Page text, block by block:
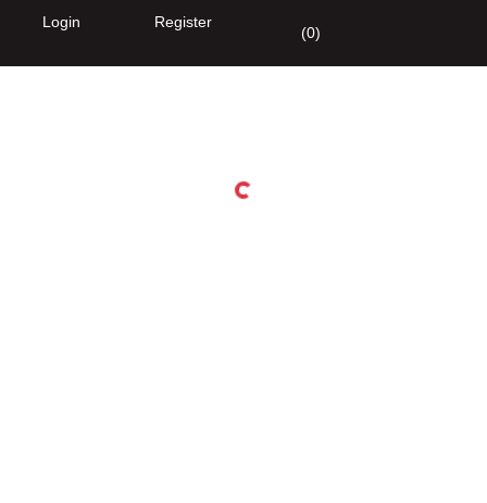
Login Register
(0)